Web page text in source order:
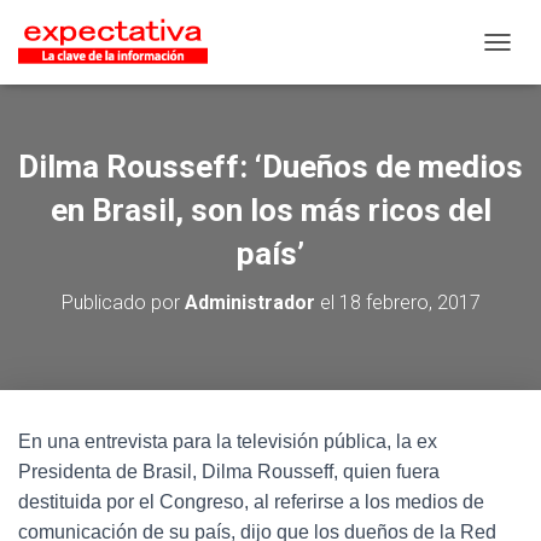
Dilma Rousseff: ‘Dueños de medios
en Brasil, son los más ricos del
país’
Publicado por Administrador el 18 febrero, 2017
En una entrevista para la televisión pública, la ex
Presidenta de Brasil, Dilma Rousseff, quien fuera
destituida por el Congreso, al referirse a los medios de
comunicación de su país, dijo que los dueños de la Red